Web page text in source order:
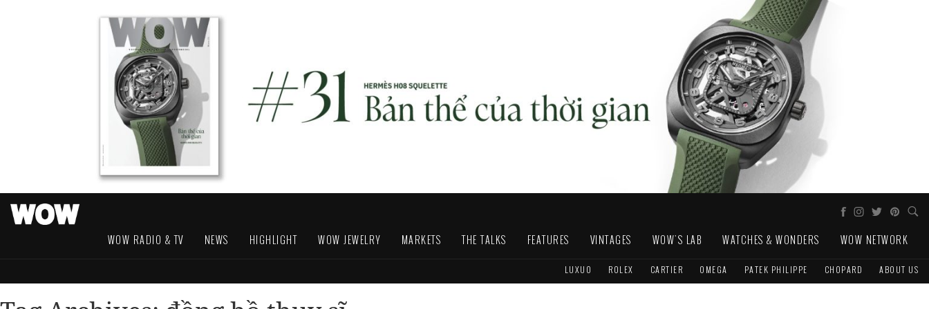
WOW RADIO & TV NEWS HIGHLIGHT WOW JEWELRY MARKETS THE TALKS FEATURES VINTAGES WOW'S LAB WATCHES & WONDERS WOW NETWORK
LUXUO ROLEX CARTIER OMEGA PATEK PHILIPPE CHOPARD ABOUT US